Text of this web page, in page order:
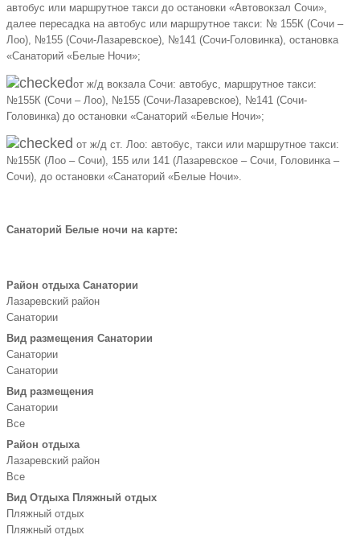
автобус или маршрутное такси до остановки «Автовокзал Сочи»,
далее пересадка на автобус или маршрутное такси: № 155К (Сочи –
Лоо), №155 (Сочи-Лазаревское), №141 (Сочи-Головинка), остановка
«Санаторий «Белые Ночи»;
от ж/д вокзала Сочи: автобус, маршрутное такси:
№155К (Сочи – Лоо), №155 (Сочи-Лазаревское), №141 (Сочи-
Головинка) до остановки «Санаторий «Белые Ночи»;
от ж/д ст. Лоо: автобус, такси или маршрутное такси:
№155К (Лоо – Сочи), 155 или 141 (Лазаревское – Сочи, Головинка –
Сочи), до остановки «Санаторий «Белые Ночи».
Санаторий Белые ночи на карте:
Район отдыха Санатории
Лазаревский район
Санатории
Вид размещения Санатории
Санатории
Санатории
Вид размещения
Санатории
Все
Район отдыха
Лазаревский район
Все
Вид Отдыха Пляжный отдых
Пляжный отдых
Пляжный отдых